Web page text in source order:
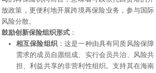
放政策，更便利地开展跨境再保险业务，参与国际
风险分散。
鼓励创新保险组织形式 ：
相互保险组织：这是一种由具有同质风险保障
需求的成员自愿组成、实行会员共治、风险共
担、利益共享的非营利性组织。支持其在海南